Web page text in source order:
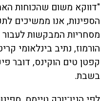
"דווקא משום שהכוחות
הספינות, אנו ממשיכים
מסחריות המבקשות
הורמוז, נתיב בינלאומי
קפטן טים הוקינס, דובר
בשבת.